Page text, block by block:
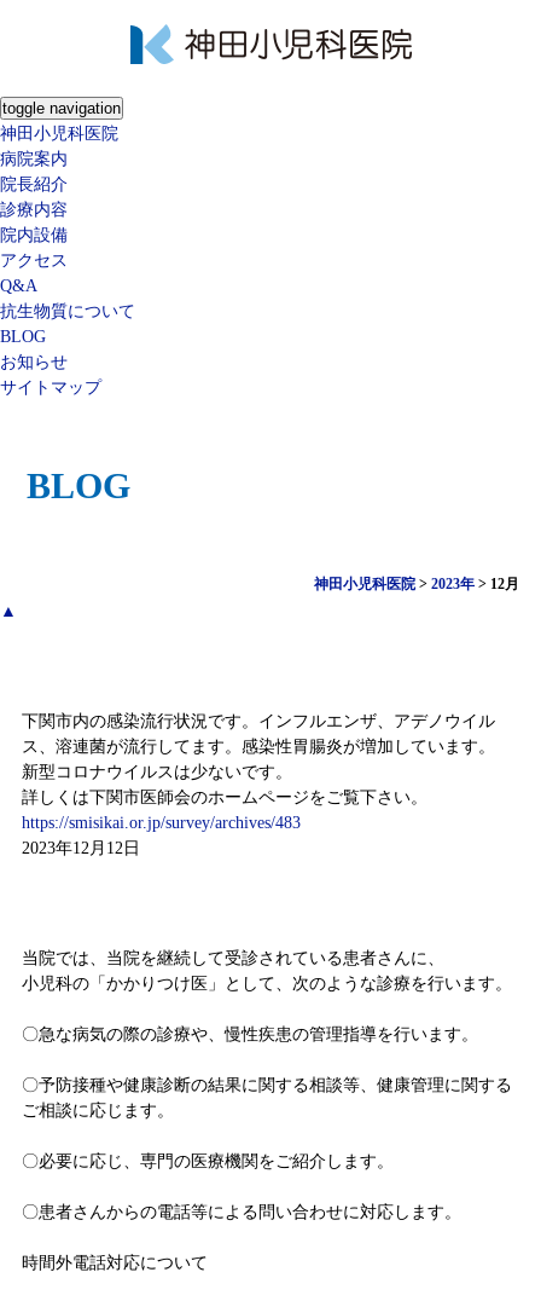
toggle navigation
神田小児科医院
病院案内
院長紹介
診療内容
院内設備
アクセス
Q&A
抗生物質について
BLOG
お知らせ
サイトマップ
BLOG
神田小児科医院 >2023年 > 12月
▲
下関市内の感染流行状況です。インフルエンザ、アデノウイル
ス、溶連菌が流行してます。感染性胃腸炎が増加しています。
新型コロナウイルスは少ないです。
詳しくは下関市医師会のホームページをご覧下さい。
https://smisikai.or.jp/survey/archives/483
2023年12月12日
当院では、当院を継続して受診されている患者さんに、
小児科の「かかりつけ医」として、次のような診療を行います。
〇急な病気の際の診療や、慢性疾患の管理指導を行います。
〇予防接種や健康診断の結果に関する相談等、健康管理に関する
ご相談に応じます。
〇必要に応じ、専門の医療機関をご紹介します。
〇患者さんからの電話等による問い合わせに対応します。
時間外電話対応について